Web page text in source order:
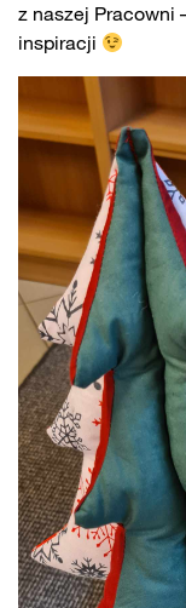
z naszej Pracowni
inspiracji